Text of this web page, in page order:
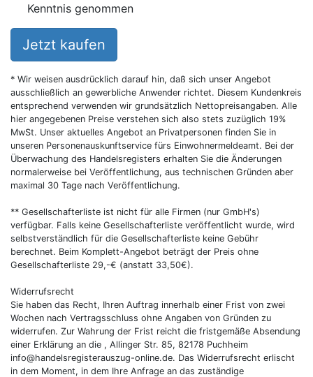
Kenntnis genommen
Jetzt kaufen
* Wir weisen ausdrücklich darauf hin, daß sich unser Angebot
ausschließlich an gewerbliche Anwender richtet. Diesem Kundenkreis
entsprechend verwenden wir grundsätzlich Nettopreisangaben. Alle
hier angegebenen Preise verstehen sich also stets zuzüglich 19%
MwSt. Unser aktuelles Angebot an Privatpersonen finden Sie in
unseren Personenauskunftservice fürs Einwohnermeldeamt. Bei der
Überwachung des Handelsregisters erhalten Sie die Änderungen
normalerweise bei Veröffentlichung, aus technischen Gründen aber
maximal 30 Tage nach Veröffentlichung.
** Gesellschafterliste ist nicht für alle Firmen (nur GmbH's)
verfügbar. Falls keine Gesellschafterliste veröffentlicht wurde, wird
selbstverständlich für die Gesellschafterliste keine Gebühr
berechnet. Beim Komplett-Angebot beträgt der Preis ohne
Gesellschafterliste 29,-€ (anstatt 33,50€).
Widerrufsrecht
Sie haben das Recht, Ihren Auftrag innerhalb einer Frist von zwei
Wochen nach Vertragsschluss ohne Angaben von Gründen zu
widerrufen. Zur Wahrung der Frist reicht die fristgemäße Absendung
einer Erklärung an die , Allinger Str. 85, 82178 Puchheim
info@handelsregisterauszug-online.de. Das Widerrufsrecht erlischt
in dem Moment, in dem Ihre Anfrage an das zuständige